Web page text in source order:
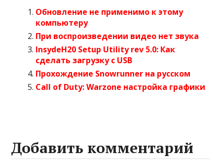
Обновление не применимо к этому
компьютеру
При воспроизведении видео нет звука
InsydeH20 Setup Utility rev 5.0: Как
сделать загрузку с USB
Прохождение Snowrunner на русском
Call of Duty: Warzone настройка графики
Добавить комментарий